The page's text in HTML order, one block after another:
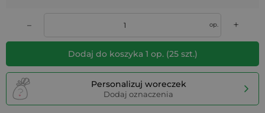
– op. +
Dodaj do koszyka 1 op. (25szt.)
Personalizuj woreczek
Dodaj oznaczenia